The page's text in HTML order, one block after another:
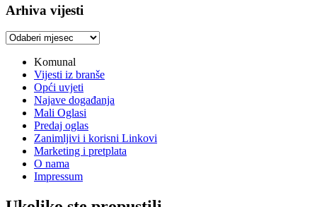
Arhiva vijesti
Arhiva
Komunal
Vijesti iz branše
Opći uvjeti
Najave događanja
Mali Oglasi
Predaj oglas
Zanimljivi i korisni Linkovi
Marketing i pretplata
O nama
Impressum